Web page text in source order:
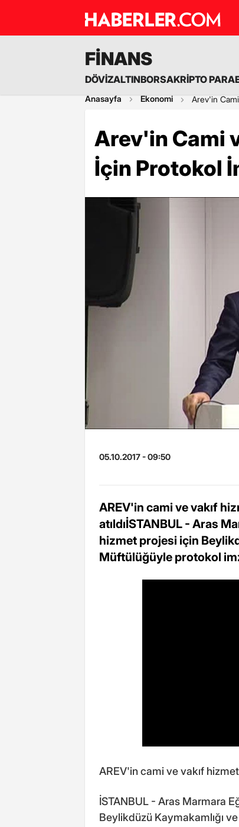
FİNANS
DÖVİZALTINBORSAKRİPTO PARA
Anasayfa Ekonomi Arev'in Cami
Arev'in Cami
İçin Protokol
05.10.2017 - 09:50
AREV'in cami ve vakıf
atıldıİSTANBUL - Aras
hizmet projesi için
Müftülüğüyle protokol
AREV'in cami ve vakıf
İSTANBUL - Aras Marmara
Beylikdüzü Kaymakamlığı